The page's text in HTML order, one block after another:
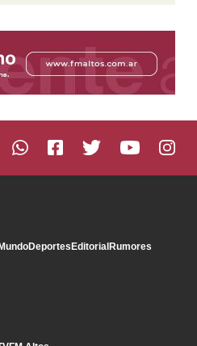
DeportesEditorialRumores